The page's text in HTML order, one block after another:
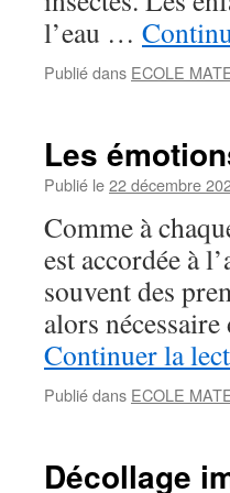
l’eau …
Publié dans ECOLE
Les
Publié le22 décembre
Comme à
est accordée à
souvent des
alors
Continuer la
Publié dans ECOLE
Décollage